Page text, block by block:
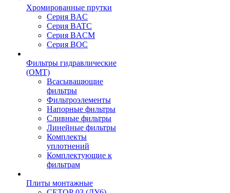
Хромированные прутки
Серия BAC
Серия BATC
Серия BACM
Серия BOC
Фильтры гидравлические
(OMT)
Всасыващющие
фильтры
Фильтроэлементы
Напорные фильтры
Сливные фильтры
Линейные фильтры
Комплекты
уплотнений
Комплектующие к
фильтрам
Плиты монтажные